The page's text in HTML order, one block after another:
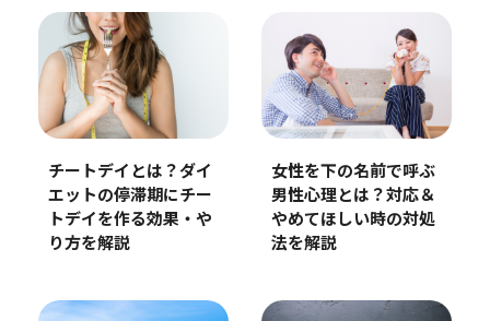
チートデイとは？ダイ
エットの停滞期にチー
トデイを作る効果・や
り方を解説
女性を下の名前で呼ぶ
男性心理とは？対応＆
やめてほしい時の対処
法を解説